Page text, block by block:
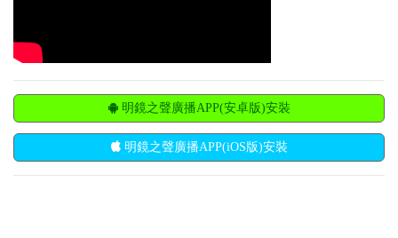
明鏡之聲廣播APP(安卓版)安裝
明鏡之聲廣播APP(iOS版)安裝